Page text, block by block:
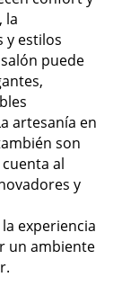
la
y estilos
puede
artesanía en
son
al
y
experiencia
un ambiente